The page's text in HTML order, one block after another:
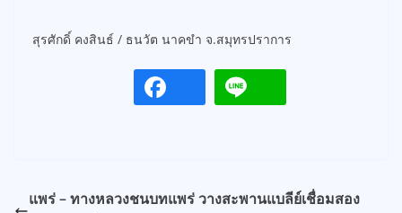
สุรศักดิ์ คงสินธ์ / ธนวัต นาคขำ จ.สมุทรปราการ
แพร่ – ทางหลวงชนบทแพร่ วางสะพานแบลีย์เชื่อมสอง